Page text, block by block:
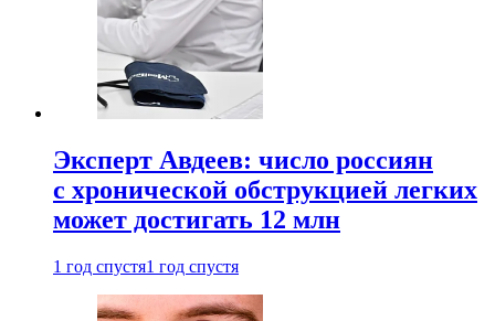
Эксперт Авдеев: число россиян
с хронической обструкцией легких
может достигать 12 млн
1 год спустя1 год спустя